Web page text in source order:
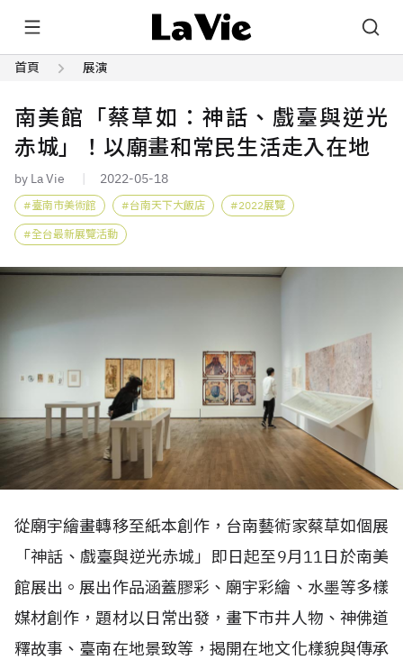
首頁 展演
南美館「蔡草如：神話、戲臺與逆光
赤城」！以廟畫和常民生活走入在地
by La Vie 2022-05-18
臺南市美術館 台南天下大飯店 2022展覽
全台最新展覽活動
從廟宇繪畫轉移至紙本創作，台南藝術家蔡草如個展
「神話、戲臺與逆光赤城」即日起至9月11日於南美
館展出。展出作品涵蓋膠彩、廟宇彩繪、水墨等多樣
媒材創作，題材以日常出發，畫下市井人物、神佛道
釋故事、臺南在地景致等，揭開在地文化樣貌與傳承